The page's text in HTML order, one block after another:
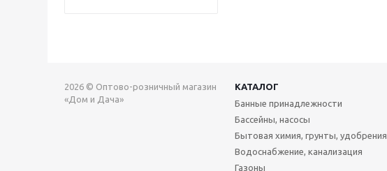
2026 © Оптово-розничный магазин
«Дом и Дача»
КАТАЛОГ
Банные принадлежности
Бассейны, насосы
Бытовая химия, грунты, удобрения
Водоснабжение, канализация
Газоны